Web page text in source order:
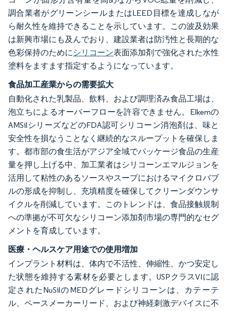
調合業者がグリーンシールまたはLEED目標を達成しなが
ら耐久性を維持できることを示しています。この波及効果
は新興市場にも及んでおり、建設業者は防汚性と長期的な
色彩保持のためにシリコーン表面添加剤で強化された水性
塗料をますます指定するようになっています。
食品加工産業からの需要拡大
自動化された乳製品、飲料、および調理済み食品工場は、
泡立ちによるオーバーフローを許容できません。Elkemの
AMSilシリーズなどのFDA認可シリコーン消泡剤は、味と
安全性を損なうことなく継続的なスループットを確保しま
す。都市部の食生活がアジア全域でパッケージ食品の生産
量を押し上げる中、加工業者はシリコーンエマルジョンを
活用して粘性のあるソースやスープにおけるマイクロバブ
ルの形成を抑制し、充填精度を確保してクリーンダウンサ
イクルを削減しています。このトレンドは、食品接触規制
への準拠が不可欠なシリコーン添加剤市場の専門的なセグ
メントを育成しています。
医療・ヘルスケア用途での使用増加
インプラント材料は、体内で不活性、伸縮性、かつ安定し
た状態を維持する素材を必要とします。USPクラスVIに認
定されたNuSilのMEDグレードシリコーンは、カテーテ
ル、ペースメーカーリード、および神経刺激デバイスに不